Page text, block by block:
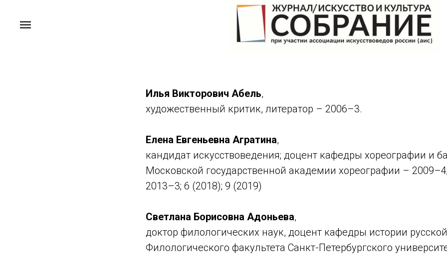
Илья Викторович Абель,
художественный критик, литератор – 2006–3.
Елена Евгеньевна Агратина,
кандидат искусствоведения; доцент кафедры хореографии и
Московской государственной академии хореографии –
2013–3; 6 (2018); 9 (2019)
Светлана Борисовна Адоньева,
доктор филологических наук, доцент кафедры истории
Филологического факультета Санкт-Петербургского